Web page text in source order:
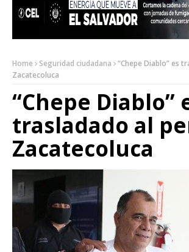
Home Seguridad ciudadana
“Chepe Diablo” es
Zacatecoluca
“Chepe Diablo”
trasladado al
Zacatecoluca